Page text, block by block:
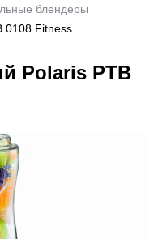
блендеры
0108 Fitness
Polaris PTB